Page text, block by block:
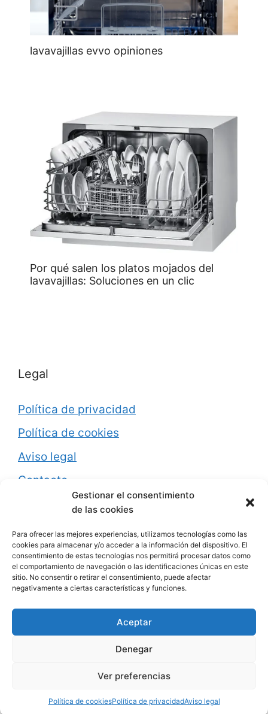
Gestionar el consentimiento
de las cookies
Para ofrecer las mejores experiencias, utilizamos tecnologías como las
cookies para almacenar y/o acceder a la información del dispositivo. El
consentimiento de estas tecnologías nos permitirá procesar datos como
el comportamiento de navegación o las identificaciones únicas en este
sitio. No consentir o retirar el consentimiento, puede afectar
negativamente a ciertas características y funciones.
Aceptar
Denegar
Ver preferencias
Política de cookiesPolítica de privacidadAviso legal
lavavajillas evvo opiniones
Por qué salen los platos mojados del
lavavajillas: Soluciones en un clic
Legal
Política de privacidad
Política de cookies
Aviso legal
Contacto
Lavavajillas pequeño black Friday
© 2026 Lavavajillas pequeños• Creado con
GeneratePress